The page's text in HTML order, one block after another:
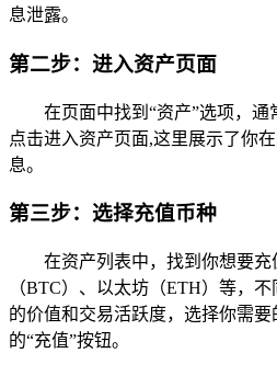
息泄露。
第二步：进入资产页面
在页面中找到“资产”选项，通
点击进入资产页面,这里展示了你
息。
第三步：选择充值币种
在资产列表中，找到你想要
（BTC）、以太坊（ETH）等，
的价值和交易活跃度，选择你需
的“充值”按钮。